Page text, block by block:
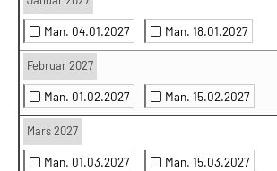
Man. 04.01.2027 Man. 18.01.2027
Februar 2027
Man. 01.02.2027 Man. 15.02.2027
Mars 2027
Man. 01.03.2027 Man. 15.03.2027